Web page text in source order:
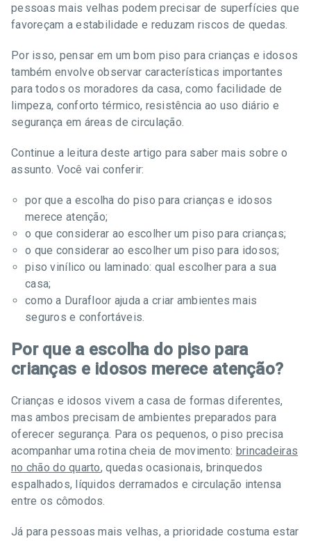
pessoas mais velhas podem precisar de superfícies que
favoreçam a estabilidade e reduzam riscos de quedas.
Por isso, pensar em um bom piso para crianças e idosos
também envolve observar características importantes
para todos os moradores da casa, como facilidade de
limpeza, conforto térmico, resistência ao uso diário e
segurança em áreas de circulação.
Continue a leitura deste artigo para saber mais sobre o
assunto. Você vai conferir:
por que a escolha do piso para crianças e idosos
merece atenção;
o que considerar ao escolher um piso para crianças;
o que considerar ao escolher um piso para idosos;
piso vinílico ou laminado: qual escolher para a sua
casa;
como a Durafloor ajuda a criar ambientes mais
seguros e confortáveis.
Por que a escolha do piso para
crianças e idosos merece atenção?
Crianças e idosos vivem a casa de formas diferentes,
mas ambos precisam de ambientes preparados para
oferecer segurança. Para os pequenos, o piso precisa
acompanhar uma rotina cheia de movimento: brincadeiras
no chão do quarto, quedas ocasionais, brinquedos
espalhados, líquidos derramados e circulação intensa
entre os cômodos.
Já para pessoas mais velhas, a prioridade costuma estar